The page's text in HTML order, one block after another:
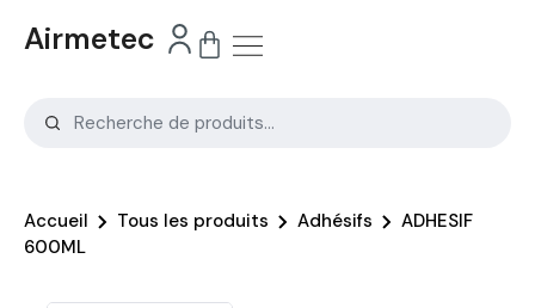
Airmetec
Accueil Tous les produits Adhésifs
ADHESIF
600ML